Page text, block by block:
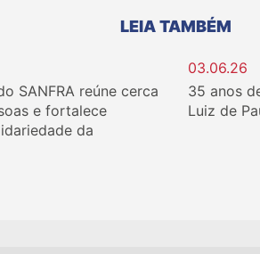
LEIA TAMBÉM
SANFRA reúne cerca
e fortalece
da
03.06.26
35 anos
Luiz de